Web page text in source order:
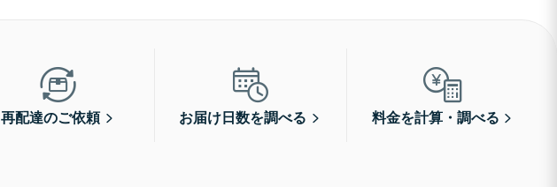
再配達のご依頼 お届け日数を調べる 料金を計算・調べる